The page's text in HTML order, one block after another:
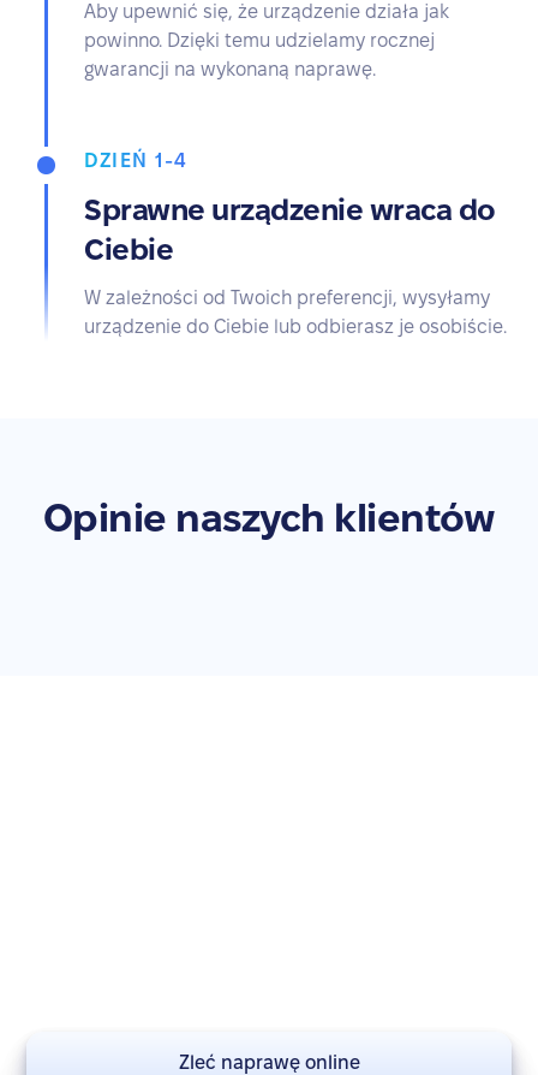
Aby upewnić się, że urządzenie działa jak
powinno. Dzięki temu udzielamy rocznej
gwarancji na wykonaną naprawę.
DZIEŃ 1-4
Sprawne urządzenie wraca do
Ciebie
W zależności od Twoich preferencji, wysyłamy
urządzenie do Ciebie lub odbierasz je osobiście.
Opinie naszych klientów
Zleć naprawę online